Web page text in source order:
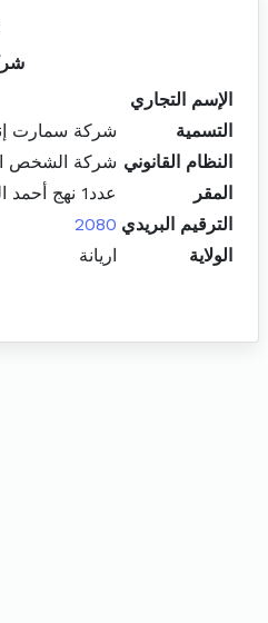
الإسم التجاري
التسمية
شركة سمارت
النظام القانوني شركة الشخص
المقر
عدد1 نهج أحمد الخبثاني شقة عدد6 عمارة بن فرج اريانة المدينة
الترقيم البريدي 2080
الولاية
اريانة